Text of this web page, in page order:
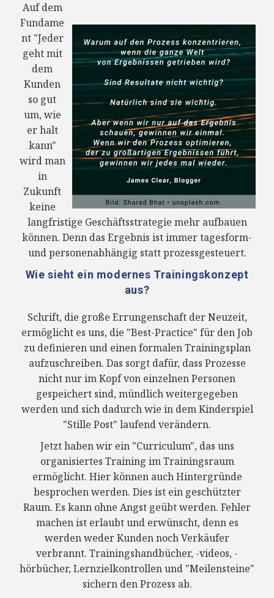
Auf dem
Fundame
nt "Jeder
geht mit
dem
Kunden
so gut
um, wie
er halt
kann"
wird man
in
Zukunft
keine
langfristige Geschäftsstrategie mehr aufbauen
können. Denn das Ergebnis ist immer tagesform-
und personenabhängig statt prozessgesteuert.
Wie sieht ein modernes Trainingskonzept
aus?
Schrift, die große Errungenschaft der Neuzeit,
ermöglicht es uns, die "Best-Practice" für den Job
zu definieren und einen formalen Trainingsplan
aufzuschreiben. Das sorgt dafür, dass Prozesse
nicht nur im Kopf von einzelnen Personen
gespeichert sind, mündlich weitergegeben
werden und sich dadurch wie in dem Kinderspiel
"Stille Post" laufend verändern.
Jetzt haben wir ein "Curriculum", das uns
organisiertes Training im Trainingsraum
ermöglicht. Hier können auch Hintergründe
besprochen werden. Dies ist ein geschützter
Raum. Es kann ohne Angst geübt werden. Fehler
machen ist erlaubt und erwünscht, denn es
werden weder Kunden noch Verkäufer
verbrannt. Trainingshandbücher, -videos, -
hörbücher, Lernzielkontrollen und "Meilensteine"
sichern den Prozess ab.